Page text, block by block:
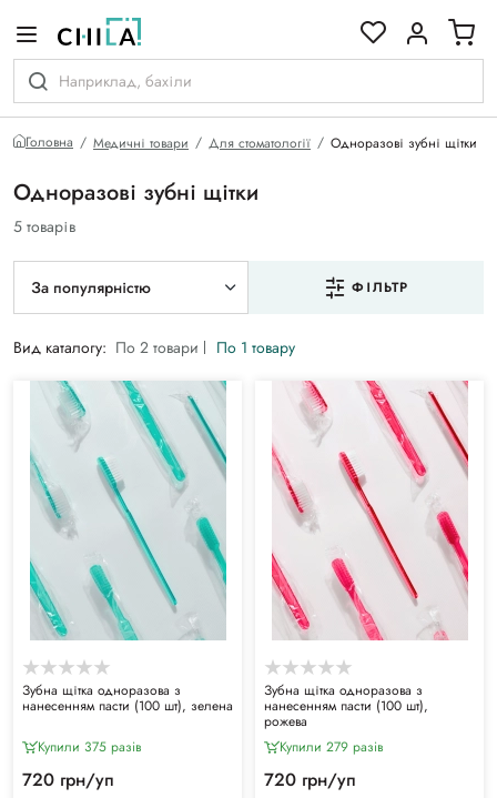
Головна Медичні товари Для стоматології Одноразові зубні щітки
Одноразові зубні щітки
5 товарів
За популярністю ФІЛЬТР
Вид каталогу: По 2 товари По 1 товару
Зубна щітка одноразова з
нанесенням пасти (100 шт), зелена
Купили 375 разiв
720 грн/уп
Зубна щітка одноразова з
нанесенням пасти (100 шт),
рожева
Купили 279 разiв
720 грн/уп
гамі